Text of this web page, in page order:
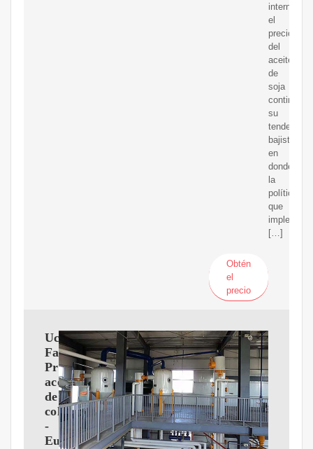
el
precio
del
aceite
de
soja
continúa
su
tendencia
bajista,
en
donde
la
política
que
[…]
Obtén
el
precio
Ucrania
Fabricante
Productor
aceite
de
colza
-
Europages